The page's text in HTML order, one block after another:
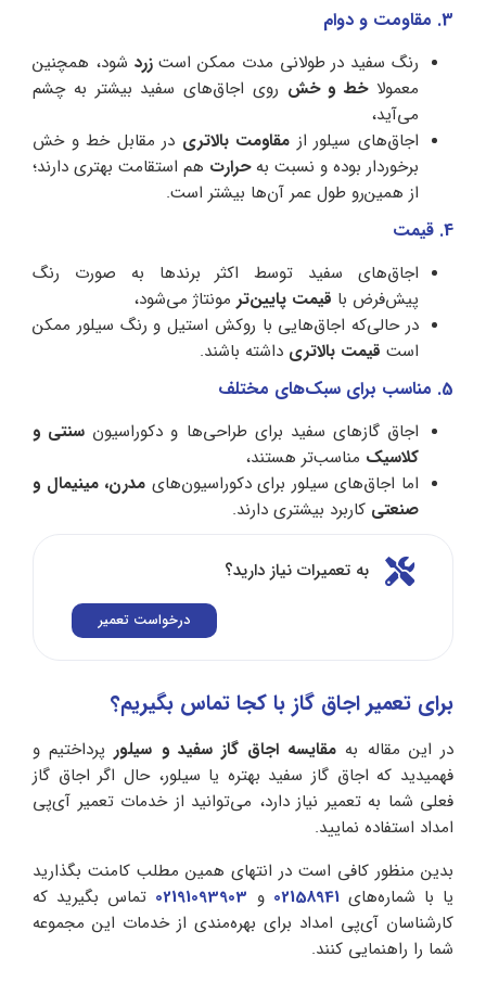
3. مقاومت و دوام
رنگ سفید در طولانی مدت ممکن استزرد شود، همچنین
معمولاخط و خش روی اجاق‌های سفید بیشتر به چشم
می‌آید،
اجاق‌های سیلور از مقاومت بالاتری در مقابل خط و خش
برخوردار بوده و نسبت بهحرارت هم استقامت بهتری دارند؛
از همین‌رو طول عمر آن‌ها بیشتر است.
4. قیمت
اجاق‌های سفید توسط اکثر برندها به صورت رنگ
پیش‌فرض با قیمت پایین‌تر مونتاژ می‌شود،
در حالی‌که اجاق‌هایی با روکش استیل و رنگ سیلور ممکن
است قیمت بالاتری داشته باشند.
5. مناسب برای سبک‌های مختلف
اجاق گازهای سفید برای طراحی‌ها و دکوراسیون سنتی و
کلاسیک مناسب‌تر هستند،
اما اجاق‌های سیلور برای دکوراسیون‌های مدرن، مینیمال و
صنعتی کاربرد بیشتری دارند.
به تعمیرات نیاز دارید؟
درخواست تعمیر
برای تعمیر اجاق گاز با کجا تماس بگیریم؟
در این مقاله به مقایسه اجاق گاز سفید و سیلورپرداختیم و
فهمیدید که اجاق گاز سفید بهتره یا سیلور، حال اگر اجاق گاز
فعلی شما به تعمیر نیاز دارد، می‌توانید از خدمات تعمیر آی‌پی
امداد استفاده نمایید.
بدین منظور کافی است در انتهای همین مطلب کامنت بگذارید
یا با شماره‌های 02158941 و 02191093903 تماس بگیرید که
کارشناسان آی‌پی امداد برای بهره‌مندی از خدمات این مجموعه
شما را راهنمایی کنند.